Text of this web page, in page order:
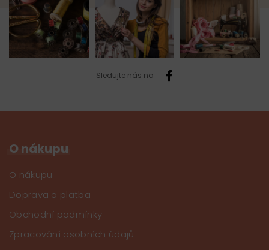
Sledujte nás na
O nákupu
O nákupu
Doprava a platba
Obchodní podmínky
Zpracování osobních údajů